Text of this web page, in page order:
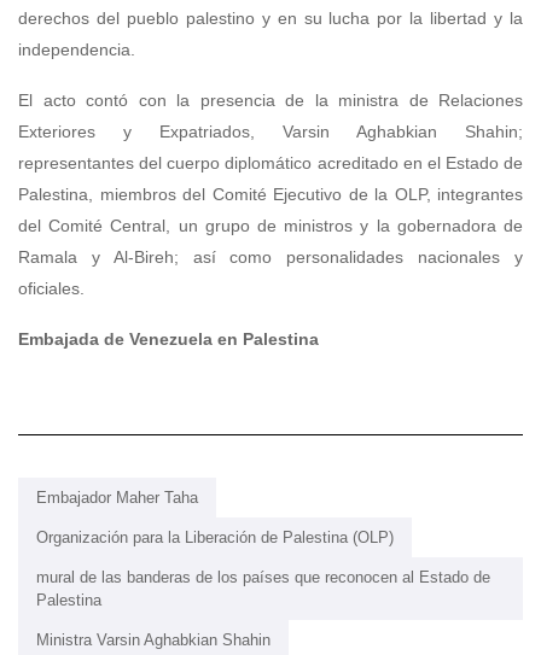
derechos del pueblo palestino y en su lucha por la libertad y la
independencia.
El acto contó con la presencia de la ministra de Relaciones
Exteriores y Expatriados, Varsin Aghabkian Shahin;
representantes del cuerpo diplomático acreditado en el Estado de
Palestina, miembros del Comité Ejecutivo de la OLP, integrantes
del Comité Central, un grupo de ministros y la gobernadora de
Ramala y Al-Bireh; así como personalidades nacionales y
oficiales.
Embajada de Venezuela en Palestina
Embajador Maher Taha
Organización para la Liberación de Palestina (OLP)
mural de las banderas de los países que reconocen al Estado de
Palestina
Ministra Varsin Aghabkian Shahin